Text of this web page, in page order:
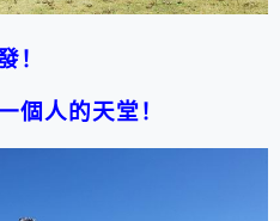
！
個人的天堂！